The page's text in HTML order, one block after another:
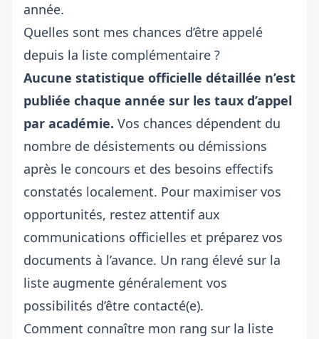
année.
Quelles sont mes chances d’être appelé
depuis la liste complémentaire ?
Aucune statistique officielle détaillée n’est
publiée chaque année sur les taux d’appel
par académie. Vos chances dépendent du
nombre de désistements ou démissions
après le concours et des besoins effectifs
constatés localement. Pour maximiser vos
opportunités, restez attentif aux
communications officielles et préparez vos
documents à l’avance. Un rang élevé sur la
liste augmente généralement vos
possibilités d’être contacté(e).
Comment connaître mon rang sur la liste